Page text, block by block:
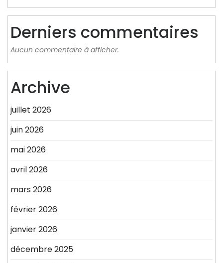
Derniers commentaires
Aucun commentaire à afficher.
Archive
juillet 2026
juin 2026
mai 2026
avril 2026
mars 2026
février 2026
janvier 2026
décembre 2025